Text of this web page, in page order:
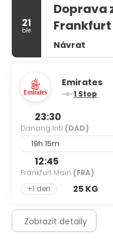
21
bře
Doprava
Frankfurt
Návrat
Emirates
1 Stop
23:30
Danang Intl (DAD)
19h 15m
12:45
Frankfurt Main (FRA)
+1 den
25 KG
Zobrazit detaily